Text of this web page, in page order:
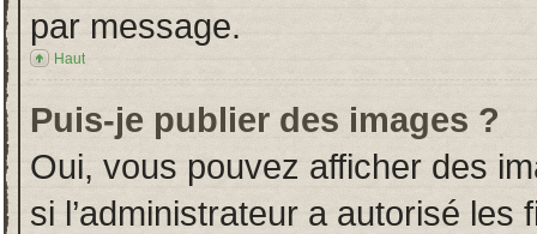
par message.
Haut
Puis-je publier des images ?
Oui, vous pouvez afficher des
si l’administrateur a autorisé